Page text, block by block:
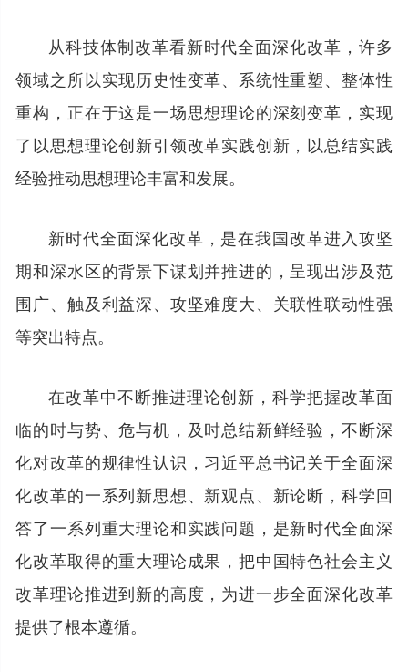
从科技体制改革看新时代全面深化改革，许多
领域之所以实现历史性变革、系统性重塑、整体性
重构，正在于这是一场思想理论的深刻变革，实现
了以思想理论创新引领改革实践创新，以总结实践
经验推动思想理论丰富和发展。
新时代全面深化改革，是在我国改革进入攻坚
期和深水区的背景下谋划并推进的，呈现出涉及范
围广、触及利益深、攻坚难度大、关联性联动性强
等突出特点。
在改革中不断推进理论创新，科学把握改革面
临的时与势、危与机，及时总结新鲜经验，不断深
化对改革的规律性认识，习近平总书记关于全面深
化改革的一系列新思想、新观点、新论断，科学回
答了一系列重大理论和实践问题，是新时代全面深
化改革取得的重大理论成果，把中国特色社会主义
改革理论推进到新的高度，为进一步全面深化改革
提供了根本遵循。